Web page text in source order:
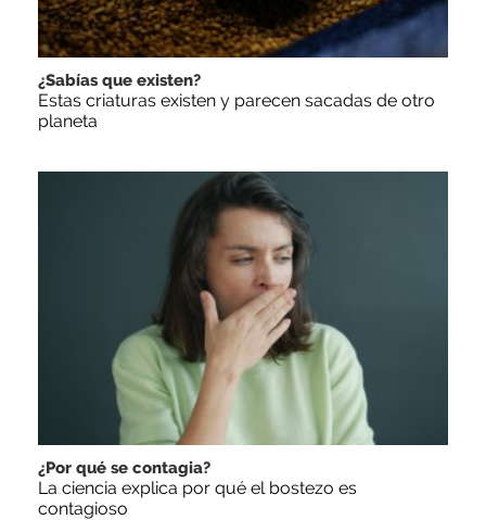
¿Sabías que existen?
Estas criaturas existen y parecen sacadas de otro
planeta
¿Por qué se contagia?
La ciencia explica por qué el bostezo es
contagioso